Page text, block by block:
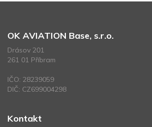
OK AVIATION Base, s.r.o.
Drásov 201
261 01 Příbram
IČO: 28239059
DIČ: CZ699004298
Kontakt